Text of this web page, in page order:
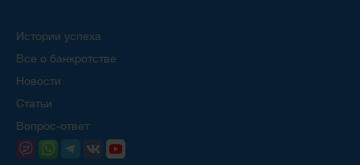
Истории успеха
Все о банкротстве
Новости
Статьи
Вопрос-ответ